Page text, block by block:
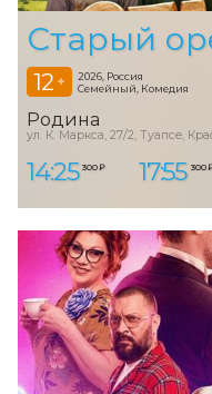
Старый
12 +
2026, Россия
Семейный, Комедия
Родина
ул. К. Маркса, 27/2, Туапсе,
14:25 300 ₽ 17:55 300